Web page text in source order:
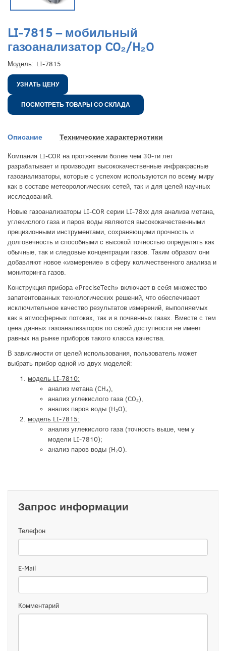
LI-7815 – мобильный
газоанализатор CO₂/H₂O
Модель: LI-7815
УЗНАТЬ ЦЕНУ
ПОСМОТРЕТЬ ТОВАРЫ СО СКЛАДА
Описание Технические характеристики
Компания LI-COR на протяжении более чем 30-ти лет
разрабатывает и производит высококачественные инфракрасные
газоанализаторы, которые с успехом используются по всему миру
как в составе метеорологических сетей, так и для целей научных
исследований.
Новые газоанализаторы LI-COR серии LI-78xx для анализа метана,
углекислого газа и паров воды являются высококачественными
прецизионными инструментами, сохраняющими прочность и
долговечность и способными с высокой точностью определять как
обычные, так и следовые концентрации газов. Таким образом они
добавляют новое «измерение» в сферу количественного анализа и
мониторинга газов.
Конструкция прибора «PreciseTech» включает в себя множество
запатентованных технологических решений, что обеспечивает
исключительное качество результатов измерений, выполняемых
как в атмосферных потоках, так и в почвенных газах. Вместе с тем
цена данных газоанализаторов по своей доступности не имеет
равных на рынке приборов такого класса качества.
В зависимости от целей использования, пользователь может
выбрать прибор одной из двух моделей:
модель LI-7810:
анализ метана (CH₄),
анализ углекислого газа (CO₂),
анализ паров воды (H₂O);
модель LI-7815:
анализ углекислого газа (точность выше, чем у
модели LI-7810);
анализ паров воды (H₂O).
Запрос информации
Телефон
E-Mail
Комментарий